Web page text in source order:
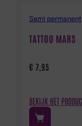
Semi permanent
TATTOO MARS
€ 7,95
BEKIJK HET